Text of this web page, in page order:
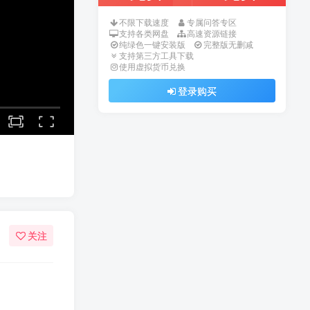
关注
不限下载速度
专属问答专区
支持各类网盘
高速资源链接
纯绿色一键安装版
完整版无删减
支持第三方工具下载
使用虚拟货币兑换
登录购买